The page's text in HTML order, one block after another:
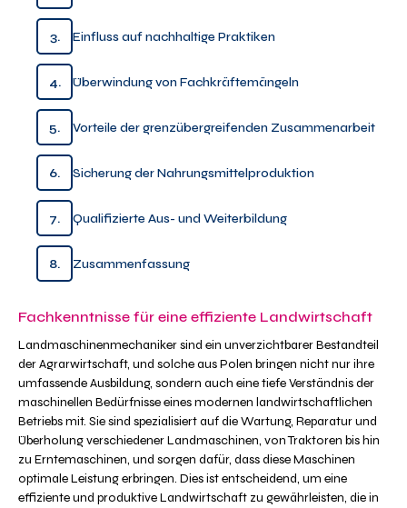
3. Einfluss auf nachhaltige Praktiken
4. Überwindung von Fachkräftemängeln
5. Vorteile der grenzübergreifenden Zusammenarbeit
6. Sicherung der Nahrungsmittelproduktion
7. Qualifizierte Aus- und Weiterbildung
8. Zusammenfassung
Fachkenntnisse für eine effiziente Landwirtschaft
Landmaschinenmechaniker sind ein unverzichtbarer Bestandteil
der Agrarwirtschaft, und solche aus Polen bringen nicht nur ihre
umfassende Ausbildung, sondern auch eine tiefe Verständnis der
maschinellen Bedürfnisse eines modernen landwirtschaftlichen
Betriebs mit. Sie sind spezialisiert auf die Wartung, Reparatur und
Überholung verschiedener Landmaschinen, von Traktoren bis hin
zu Erntemaschinen, und sorgen dafür, dass diese Maschinen
optimale Leistung erbringen. Dies ist entscheidend, um eine
effiziente und produktive Landwirtschaft zu gewährleisten, die in